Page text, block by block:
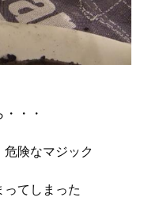
・・
険なマジック
てしまった